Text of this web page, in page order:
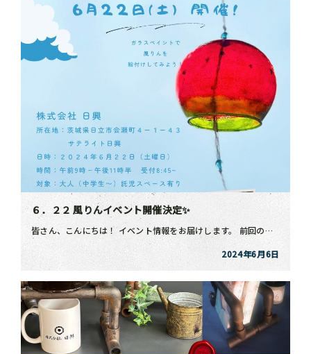
６．２２ 風りんイベント開催決定✨
皆さん、こんにちは！ イベント情報をお届けします。 前回のイベントは大人向けで❝ アイアンペイントを […]
2024年6月6日